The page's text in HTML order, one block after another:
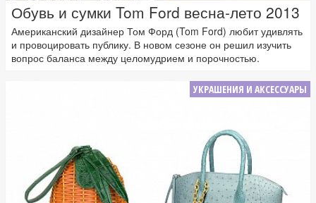
Обувь и сумки Tom Ford весна-лето 2013
Американский дизайнер Том Форд (Tom Ford) любит удивлять
и провоцировать публику. В новом сезоне он решил изучить
вопрос баланса между целомудрием и порочностью.
УКРАШЕНИЯ И АКСЕССУАРЫ